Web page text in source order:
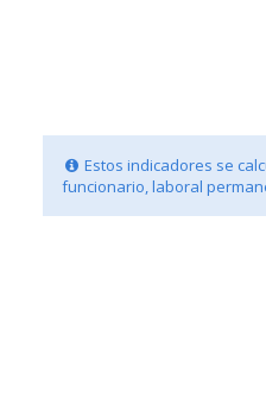
Estos indicadores se
funcionario, laboral